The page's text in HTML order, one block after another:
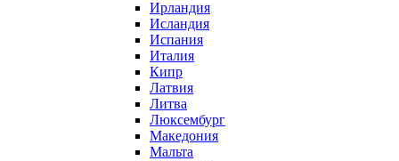
Ирландия
Исландия
Испания
Италия
Кипр
Латвия
Литва
Люксембург
Македония
Мальта